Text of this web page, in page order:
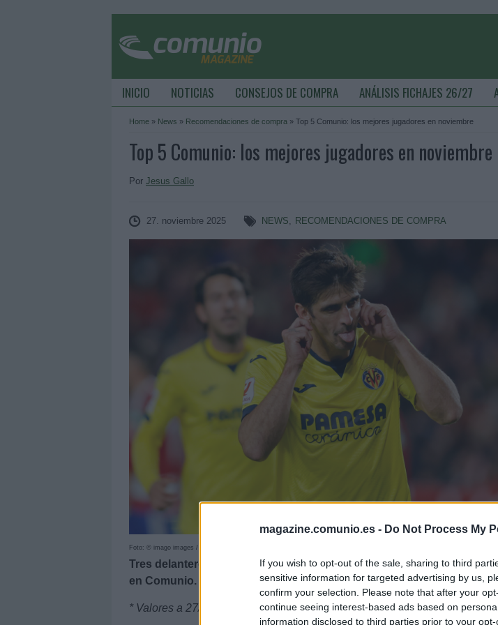
magazine.comunio.es - Do Not Process My
If you wish to opt-out of the sale, sharing to third
sensitive information for targeted advertising by us,
confirm your selection. Please note that after your
continue seeing interest-based ads based on
information disclosed to third parties prior to your
INICIO NOTICIAS CONSEJOS DE COMPRA ANÁLISIS FICHAJES 26/27
Home » News » Recomendaciones de compra » Top 5 Comunio: los mejores jugadores en noviembre
Top 5 Comunio: los mejores jugadores en noviembre
Por Jesus Gallo
27. noviembre 2025 NEWS, RECOMENDACIONES DE COMPRA
Foto: © imago images / ZUMA Press
Tres delanteros, un portero y un centrocampista, los mejores del
en Comunio.
* Valores a 27/11